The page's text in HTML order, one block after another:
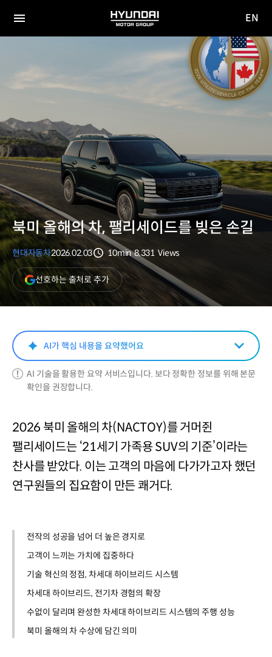
전체
HYUNDAI
MOTOR
사이
이동
EN
북미 올해의 차, 팰리세이드를 빚은 손길
현대자동차2026.02.03
분량
10min
조회수
8,331 Views
선호하는 출처로 추가(새
창
열림)
AI가 핵심 내용을 요약했어요
AI 기술을 활용한 요약 서비스입니다. 보다 정확한 정보를 위해 본문
확인을 권장합니다.
2026 북미 올해의 차(NACTOY)를 거머쥔
팰리세이드는 ‘21세기 가족용 SUV의 기준’이라는
찬사를 받았다. 이는 고객의 마음에 다가가고자 했던
연구원들의 집요함이 만든 쾌거다.
전작의 성공을 넘어 더 높은 경지로
고객이 느끼는 가치에 집중하다
기술 혁신의 정점, 차세대 하이브리드 시스템
차세대 하이브리드, 전기차 경험의 확장
수없이 달리며 완성한 차세대 하이브리드 시스템의 주행 성능
북미 올해의 차 수상에 담긴 의미